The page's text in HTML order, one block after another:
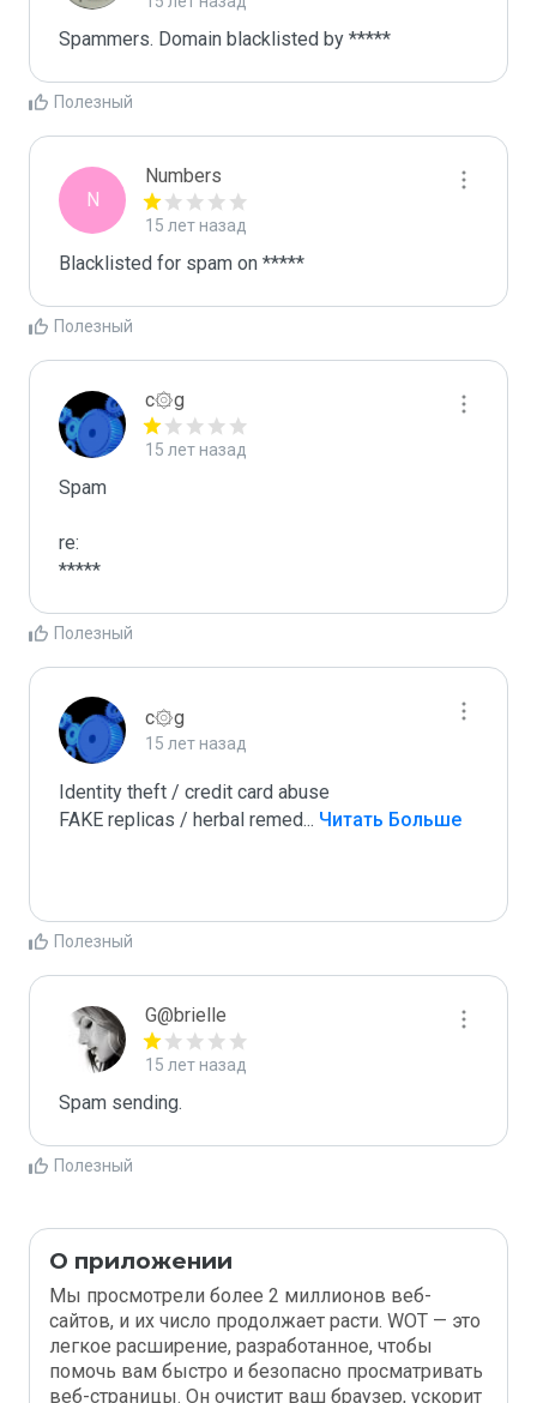
Spammers. Domain blacklisted by *****
Полезный
N
Numbers
15 лет назад
Blacklisted for spam on *****
Полезный
c۞g
15 лет назад
Spam
re:
*****
Полезный
c۞g
15 лет назад
Identity theft / credit card abuse
FAKE replicas / herbal remed... Читать Больше
Полезный
G@brielle
15 лет назад
Spam sending.
Полезный
О приложении
Мы просмотрели более 2 миллионов веб-
сайтов, и их число продолжает расти. WOT — это
легкое расширение, разработанное, чтобы
помочь вам быстро и безопасно просматривать
веб-страницы. Он очистит ваш браузер, ускорит